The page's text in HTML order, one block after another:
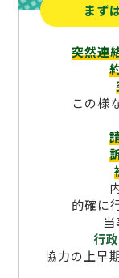
まず
突然連
この様
的確に
行
協力の上早